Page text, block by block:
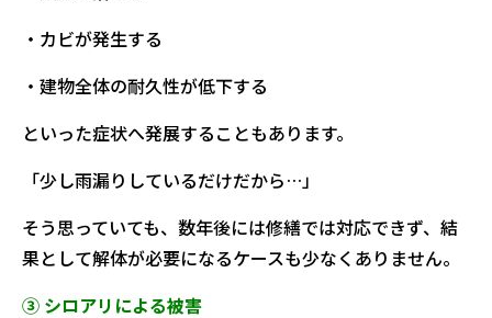
・カビが発生する
・建物全体の耐久性が低下する
といった症状へ発展することもあります。
「少し雨漏りしているだけだから…」
そう思っていても、数年後には修繕では対応できず、結
果として解体が必要になるケースも少なくありません。
③ シロアリによる被害